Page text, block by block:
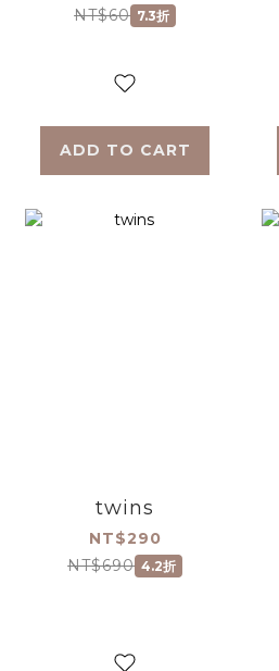
NT$60 7.3折
ADD TO CART
twins
NT$290
NT$690 4.2折